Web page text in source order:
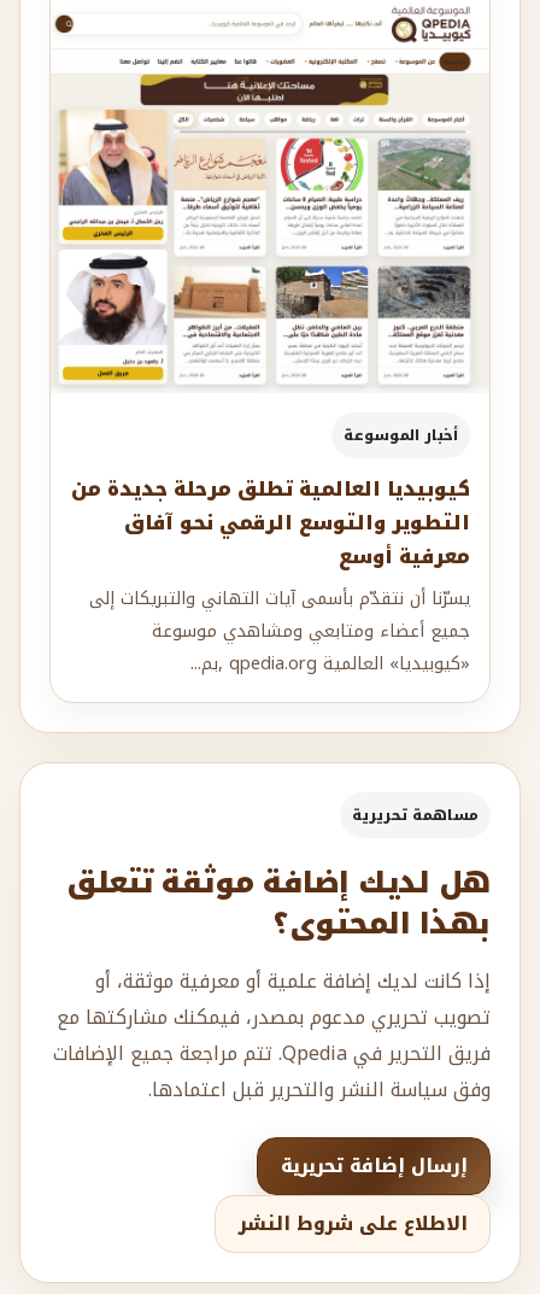
أخبار الموسوعة
كيوبيديا العالمية تطلق مرحلة جديدة من
التطوير والتوسع الرقمي نحو آفاق
معرفية أوسع
يسرّنا أن نتقدّم بأسمى آيات التهاني والتبريكات إلى
جميع أعضاء ومتابعي ومشاهدي موسوعة
«كيوبيديا» العالمية qpedia.org ,بم...
مساهمة تحريرية
هل لديك إضافة موثقة تتعلق
بهذا المحتوى؟
إذا كانت لديك إضافة علمية أو معرفية موثقة، أو
تصويب تحريري مدعوم بمصدر، فيمكنك مشاركتها مع
فريق التحرير في Qpedia. تتم مراجعة جميع الإضافات
وفق سياسة النشر والتحرير قبل اعتمادها.
إرسال إضافة تحريرية
الاطلاع على شروط النشر